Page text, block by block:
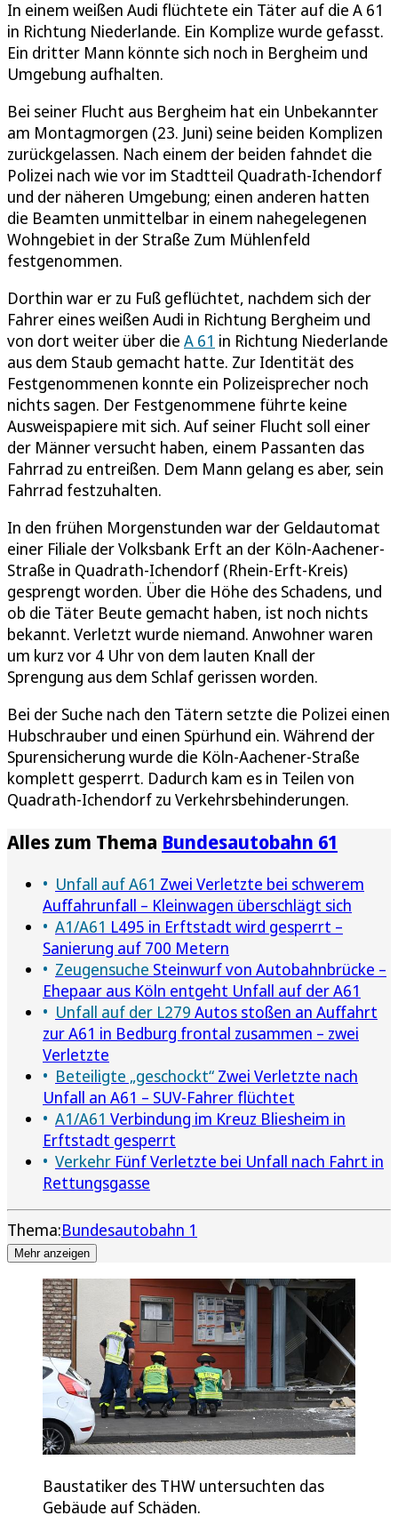
In einem weißen Audi flüchtete ein Täter auf die A 61
in Richtung Niederlande. Ein Komplize wurde gefasst.
Ein dritter Mann könnte sich noch in Bergheim und
Umgebung aufhalten.
Bei seiner Flucht aus Bergheim hat ein Unbekannter
am Montagmorgen (23. Juni) seine beiden Komplizen
zurückgelassen. Nach einem der beiden fahndet die
Polizei nach wie vor im Stadtteil Quadrath-Ichendorf
und der näheren Umgebung; einen anderen hatten
die Beamten unmittelbar in einem nahegelegenen
Wohngebiet in der Straße Zum Mühlenfeld
festgenommen.
Dorthin war er zu Fuß geflüchtet, nachdem sich der
Fahrer eines weißen Audi in Richtung Bergheim und
von dort weiter über die A 61 in Richtung Niederlande
aus dem Staub gemacht hatte. Zur Identität des
Festgenommenen konnte ein Polizeisprecher noch
nichts sagen. Der Festgenommene führte keine
Ausweispapiere mit sich. Auf seiner Flucht soll einer
der Männer versucht haben, einem Passanten das
Fahrrad zu entreißen. Dem Mann gelang es aber, sein
Fahrrad festzuhalten.
In den frühen Morgenstunden war der Geldautomat
einer Filiale der Volksbank Erft an der Köln-Aachener-
Straße in Quadrath-Ichendorf (Rhein-Erft-Kreis)
gesprengt worden. Über die Höhe des Schadens, und
ob die Täter Beute gemacht haben, ist noch nichts
bekannt. Verletzt wurde niemand. Anwohner waren
um kurz vor 4 Uhr von dem lauten Knall der
Sprengung aus dem Schlaf gerissen worden.
Bei der Suche nach den Tätern setzte die Polizei einen
Hubschrauber und einen Spürhund ein. Während der
Spurensicherung wurde die Köln-Aachener-Straße
komplett gesperrt. Dadurch kam es in Teilen von
Quadrath-Ichendorf zu Verkehrsbehinderungen.
Alles zum Thema Bundesautobahn 61
Unfall auf A61 Zwei Verletzte bei schwerem
Auffahrunfall – Kleinwagen überschlägt sich
A1/A61 L495 in Erftstadt wird gesperrt –
Sanierung auf 700 Metern
Zeugensuche Steinwurf von Autobahnbrücke –
Ehepaar aus Köln entgeht Unfall auf der A61
Unfall auf der L279 Autos stoßen an Auffahrt
zur A61 in Bedburg frontal zusammen – zwei
Verletzte
Beteiligte „geschockt“ Zwei Verletzte nach
Unfall an A61 – SUV-Fahrer flüchtet
A1/A61 Verbindung im Kreuz Bliesheim in
Erftstadt gesperrt
Verkehr Fünf Verletzte bei Unfall nach Fahrt in
Rettungsgasse
Thema:Bundesautobahn 1
Mehr anzeigen
Baustatiker des THW untersuchten das
Gebäude auf Schäden.